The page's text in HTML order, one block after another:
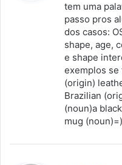
tem uma
passo pros
dos casos:
shape, age,
e shape
exemplos se
(origin)
Brazilian
(noun)a
mug (noun)=)